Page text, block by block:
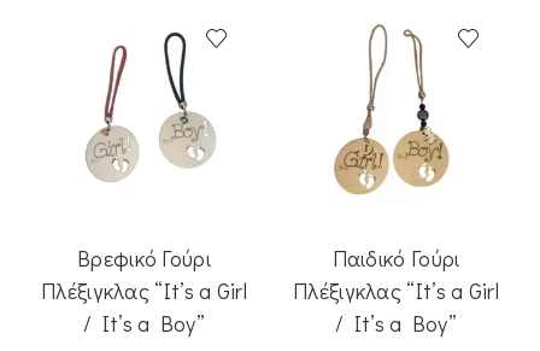
Βρεφικό Γούρι
Πλέξιγκλας “It’s a Girl
/ It’s a Boy”
Παιδικό Γούρι
Πλέξιγκλας “It’s a Girl
/ It’s a Boy”